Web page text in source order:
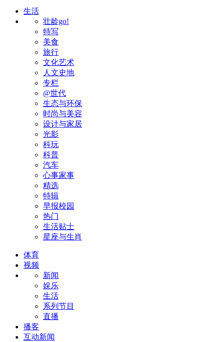
生活
壮龄go!
特写
美食
旅行
文化艺术
人文史地
专栏
@世代
生态与环保
时尚与美容
设计与家居
光影
科玩
科普
汽车
心事家事
精选
特辑
早报校园
热门
生活贴士
星座与生肖
体育
视频
新闻
娱乐
生活
系列节目
直播
播客
互动新闻